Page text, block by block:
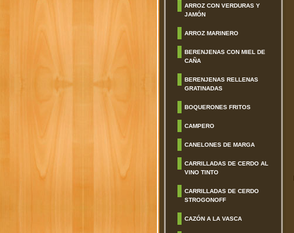
ARROZ CON VERDURAS Y
JAMÓN
ARROZ MARINERO
BERENJENAS CON MIEL DE
CAÑA
BERENJENAS RELLENAS
GRATINADAS
BOQUERONES FRITOS
CAMPERO
CANELONES DE MARGA
CARRILLADAS DE CERDO AL
VINO TINTO
CARRILLADAS DE CERDO
STROGONOFF
CAZÓN A LA VASCA